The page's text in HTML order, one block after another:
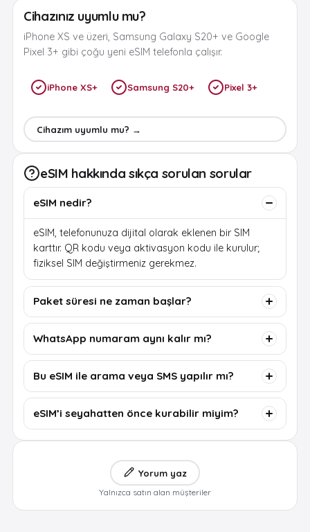
Cihazınız uyumlu mu?
iPhone XS ve üzeri, Samsung Galaxy S20+ ve Google
Pixel 3+ gibi çoğu yeni eSIM telefonla çalışır.
iPhone XS+ Samsung S20+ Pixel 3+
Cihazım uyumlu mu? →
eSIM hakkında sıkça sorulan sorular
eSIM nedir?
eSIM, telefonunuza dijital olarak eklenen bir SIM
karttır. QR kodu veya aktivasyon kodu ile kurulur;
fiziksel SIM değiştirmeniz gerekmez.
Paket süresi ne zaman başlar?
WhatsApp numaram aynı kalır mı?
Bu eSIM ile arama veya SMS yapılır mı?
eSIM’i seyahatten önce kurabilir miyim?
Yorum yaz
Yalnızca satın alan müşteriler